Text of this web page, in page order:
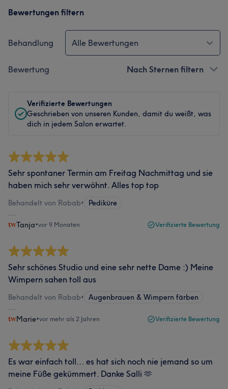
Bewertungen filtern
Behandlung Alle Bewertungen
Bewertung Nach Sternen filtern
Verifizierte Bewertungen
Geschrieben von unseren Kunden, damit du weißt, was
dich in jedem Salon erwartet.
Sehr spontaner Termin am Freitag Nachmittag und sie
haben mich sehr verwöhnt. Alles top top
Behandelt von Rabab• Pediküre
Tanja•vor 9 Monaten Verifizierte Bewertung
Sehr schönes Studio und eine sehr nette Dame :) Meine
Wimpern sahen toll aus
Behandelt von Rabab• Augenbrauen & Wimpern färben
Marie•vor mehr als 2 Jahren Verifizierte Bewertung
Es war einfach toll… es hat sich noch nie jemand so um
meine Füße gekümmert. Danke Salli 🫶